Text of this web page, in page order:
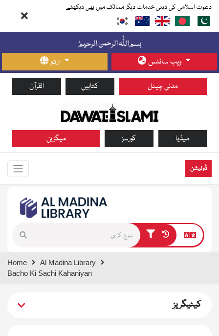
دعوت اسلامی کی دینی خدمات دیگر ممالک میں بھی دیکھئے
اردو ویب سائٹس
القرآن کتابیں مدنی چینل
میگزین کورسز میڈیا
ڈونیشن
results.
Home
Al Madina Library
Bacho Ki Sachi Kahaniyan
کیٹیگریز